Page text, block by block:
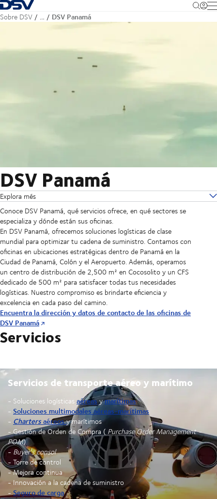
Volver a la página principal
Sobre DSV … DSV Panamá
DSV Panamá
Explora més
Conoce DSV Panamá, qué servicios ofrece, en qué sectores se
especializa y dónde están sus oficinas.
En DSV Panamá, ofrecemos soluciones logísticas de clase
mundial para optimizar tu cadena de suministro. Contamos con
oficinas en ubicaciones estratégicas dentro de Panamá en la
Ciudad de Panamá, Colón y el Aeropuerto. Además, operamos
un centro de distribución de 2,500 m² en Cocosolito y un CFS
dedicado de 500 m² para satisfacer todas tus necesidades
logísticas. Nuestro compromiso es brindarte eficiencia y
excelencia en cada paso del camino.
Encuentra la dirección y datos de contacto de las oficinas de
DSV Panamá
Servicios
Servicios de transporte aéreo y marítimo
- Soluciones logísticas aéreasymarítimas
- Soluciones multimodales aéreas-marítimas
- Chartersaéreosy marítimos
- Gestión de Orden de Compra ( Purchase Order Management -
POM)
- Buyer's consol
- Torre de control
- Mejora continua
- Innovación a la cadena de suministro
-Seguro de carga